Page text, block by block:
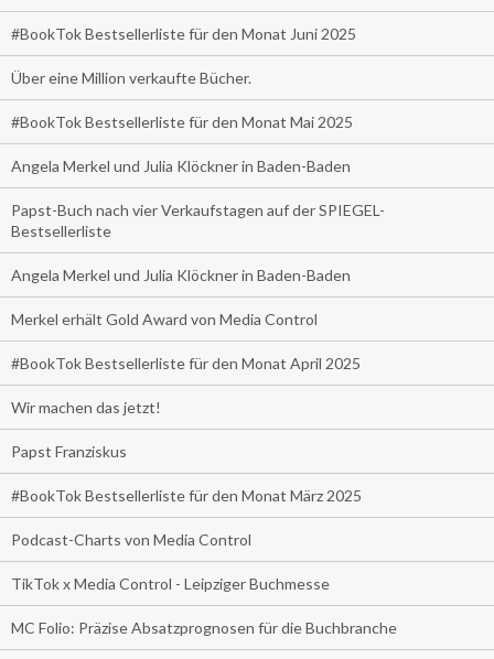
#BookTok Bestsellerliste für den Monat Juni 2025
Über eine Million verkaufte Bücher.
#BookTok Bestsellerliste für den Monat Mai 2025
Angela Merkel und Julia Klöckner in Baden-Baden
Papst-Buch nach vier Verkaufstagen auf der SPIEGEL-
Bestsellerliste
Angela Merkel und Julia Klöckner in Baden-Baden
Merkel erhält Gold Award von Media Control
#BookTok Bestsellerliste für den Monat April 2025
Wir machen das jetzt!
Papst Franziskus
#BookTok Bestsellerliste für den Monat März 2025
Podcast-Charts von Media Control
TikTok x Media Control - Leipziger Buchmesse
MC Folio: Präzise Absatzprognosen für die Buchbranche